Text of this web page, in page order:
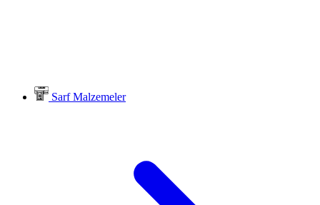
Sarf Malzemeler